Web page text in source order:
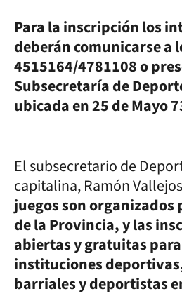
Para la inscripción los
deberán comunicarse a
4515164/4781108 o
Subsecretaría de
ubicada en 25 de Mayo
El subsecretario de
capitalina, Ramón
juegos son organizados
de la Provincia, y las
abiertas y gratuitas
instituciones
barriales y deportistas